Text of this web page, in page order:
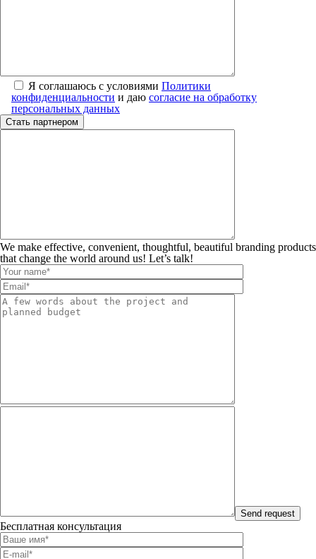
Я соглашаюсь с условиями Политики
конфиденциальности и даю согласие на обработку
персональных данных
We make effective, convenient, thoughtful, beautiful branding products
that change the world around us! Let’s talk!
Бесплатная консультация